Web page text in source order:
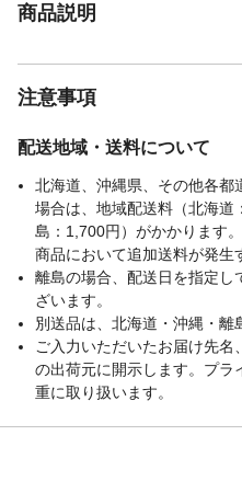
商品説明
注意事項
配送地域・送料について
北海道、沖縄県、その他各都
場合は、地域配送料（北海
島：1,700円）がかかります
商品において追加送料が発生
離島の場合、配送日を指定し
ざいます。
別送品は、北海道・沖縄・離
ご入力いただいたお届け先
の出荷元に開示します。プラ
重に取り扱います。